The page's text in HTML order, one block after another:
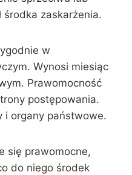
środka zaskarżenia.
w
Wynosi miesiąc
Prawomocność
postępowania.
i organy państwowe.
się prawomocne,
do niego środek